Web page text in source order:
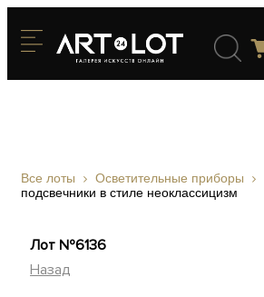
Все лоты Осветительные приборы
подсвечники в стиле неоклассицизм
Лот №6136
Назад